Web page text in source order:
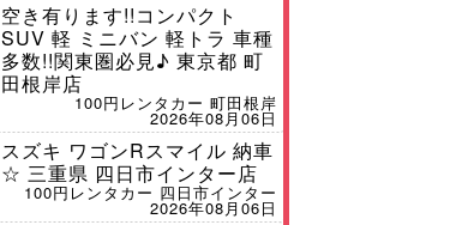
空き有ります!!コンパクト
SUV 軽 ミニバン 軽トラ 車種
多数!!関東圏必見♪ 東京都 町
田根岸店
100円レンタカー 町田根岸
2026年08月06日
スズキ ワゴンRスマイル 納車
☆ 三重県 四日市インター店
100円レンタカー 四日市インター
2026年08月06日